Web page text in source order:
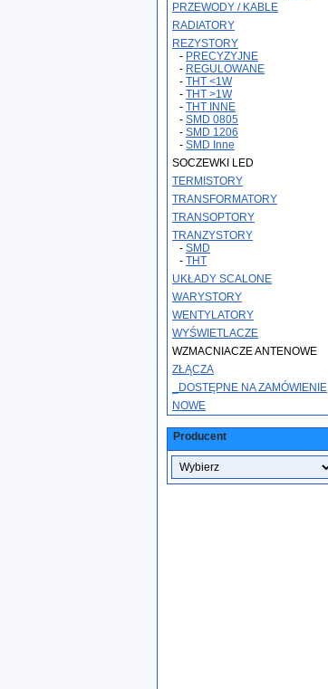
PRZEWODY / KABLE
RADIATORY
REZYSTORY
- PRECYZYJNE
- REGULOWANE
- THT <1W
- THT >1W
- THT INNE
- SMD 0805
- SMD 1206
- SMD Inne
SOCZEWKI LED
TERMISTORY
TRANSFORMATORY
TRANSOPTORY
TRANZYSTORY
- SMD
- THT
UKŁADY SCALONE
WARYSTORY
WENTYLATORY
WYŚWIETLACZE
WZMACNIACZE ANTENOWE
ZŁĄCZA
_DOSTĘPNE NA ZAMÓWIENIE
NOWE
Producent